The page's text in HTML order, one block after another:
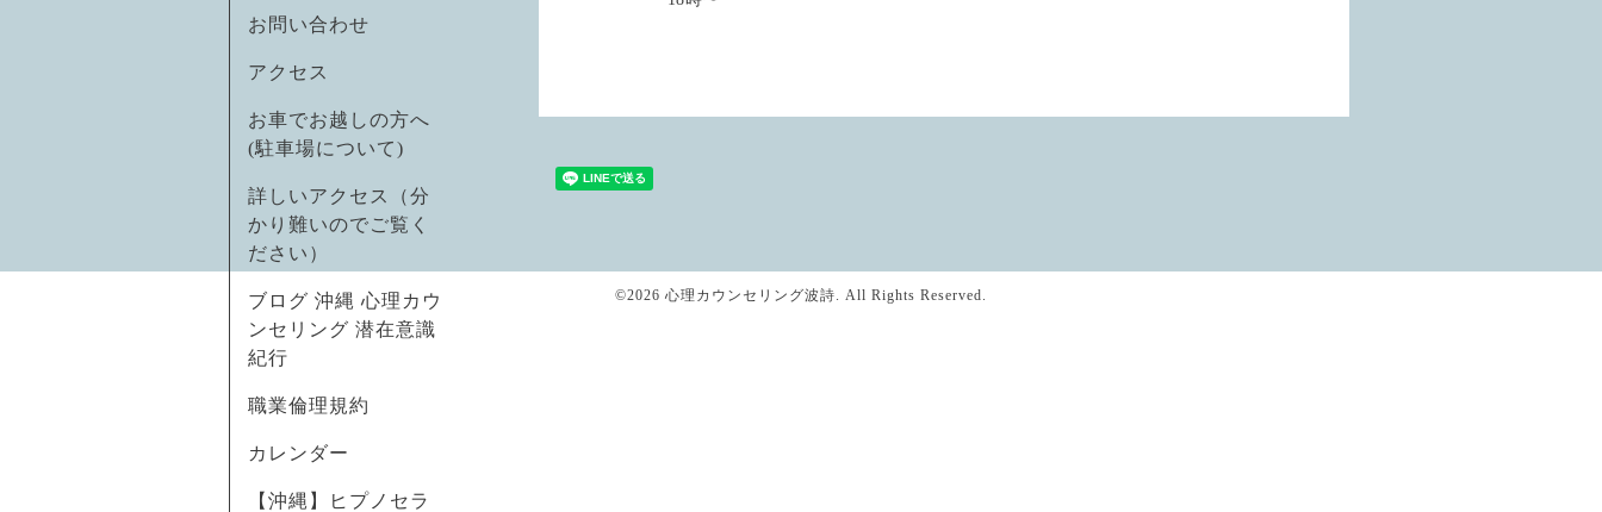
お問い合わせ
アクセス
お車でお越しの方へ
(駐車場について)
詳しいアクセス（分
かり難いのでご覧く
ださい）
ブログ 沖縄 心理カウ
ンセリング 潜在意識
紀行
職業倫理規約
カレンダー
【沖縄】ヒプノセラ
©2026 心理カウンセリング波詩 . All Rights Reserved.